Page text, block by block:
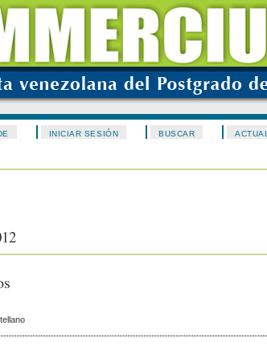
INICIAR SESIÓN BUSCAR ACTUAL